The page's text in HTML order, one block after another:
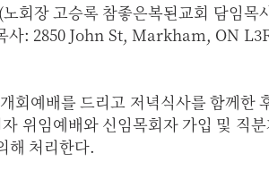
회장 고승록 참좋은복된교회 담임목
사: 2850 John St, Markham, ON
회예배를 드리고 저녁식사를 함께한
위임예배와 신임목회자 가입 및 직
해 처리한다.